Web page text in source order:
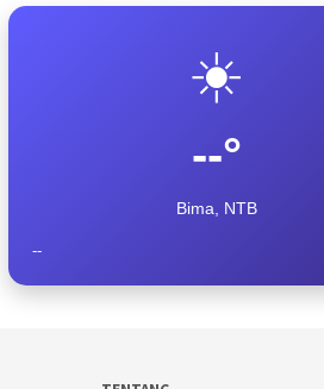
☀️
--°
Bima, NTB
--